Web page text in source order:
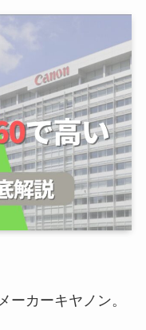
ーカーキヤノン。